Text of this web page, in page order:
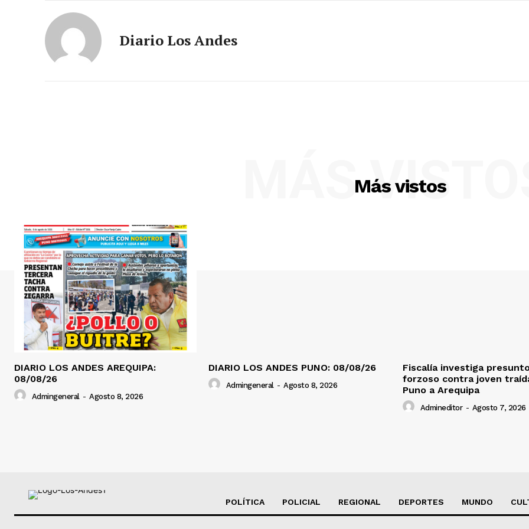
Diario Los Andes
Más vistos
MÁS
DIARIO LOS ANDES AREQUIPA:
08/08/26
Admingeneral - Agosto 8, 2026
DIARIO LOS ANDES PUNO: 08/08/26
Admingeneral - Agosto 8, 2026
Fiscalía investiga
forzoso contra joven
Puno a Arequipa
Admineditor - Agosto 7, 2026
POLÍTICA POLICIAL REGIONAL DEPORTES MUNDO